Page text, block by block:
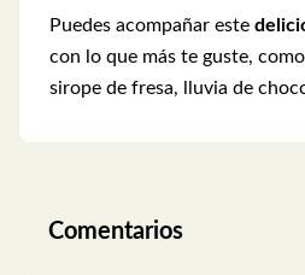
Puedes acompañar este
con lo que más te guste,
sirope de fresa, lluvia de
Comentarios